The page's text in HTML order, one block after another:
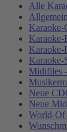
Alle
Allgemein
Karaoke-
Karaoke-
Karaoke-
Karaoke-
Midifiles
Neue
Neue
World-